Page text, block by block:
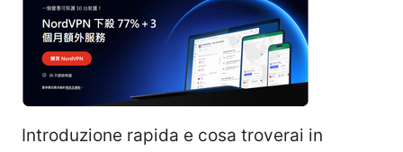
Introduzione rapida e cosa troverai in